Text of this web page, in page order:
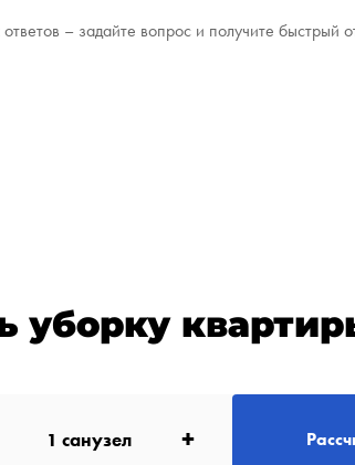
– задайте вопрос и получите быстрый
уборку
1 санузел +